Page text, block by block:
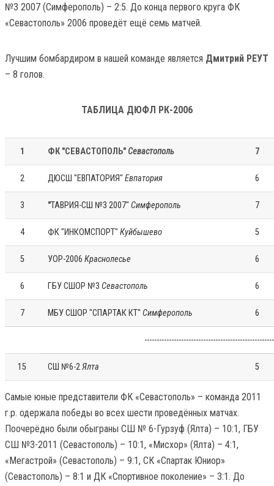
№3 2007 (Симферополь) – 2:5. До конца первого круга ФК
«Севастополь» 2006 проведёт ещё семь матчей.
Лучшим бомбардиром в нашей команде является Дмитрий РЕУТ
– 8 голов.
ТАБЛИЦА ДЮФЛ РК-2006
1 ФК "СЕВАСТОПОЛЬ"Севастополь 7
2 ДЮСШ "ЕВПАТОРИЯ" Евпатория 6
3 "ТАВРИЯ-СШ №3 2007" Симферополь 7
4 ФК "ИНКОМСПОРТ" Куйбышево 5
5 УОР-2006 Краснолесье 6
6 ГБУ СШОР №3 Севастополь 6
7 МБУ СШОР "СПАРТАК КТ" Симферополь 6
15 СШ №6-2Ялта 5
Самые юные представители ФК «Севастополь» – команда 2011
г.р. одержала победы во всех шести проведённых матчах.
Поочерёдно были обыграны СШ № 6-Гурзуф (Ялта) – 10:1, ГБУ
СШ №3-2011 (Севастополь) – 10:1, «Мисхор» (Ялта) – 4:1,
«Мегастрой» (Севастополь) – 9:1, СК «Спартак Юниор»
(Севастополь) – 8:1 и ДК «Спортивное поколение» – 3:1. До